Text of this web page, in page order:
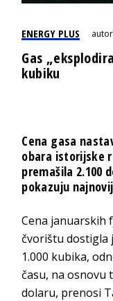
ENERGY PLUS
Gas
kubiku
Cena gasa
obara istorijske
premašila 2.100
pokazuju
Cena januarskih
čvorištu dostigla
1.000 kubika,
času, na osnovu
dolaru, prenosi